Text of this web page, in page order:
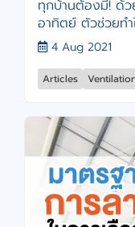
ทุกบ้านต้องมี! ด้ว
อาทิตย์ ตัวช่วยท
4 Aug 2021
Articles